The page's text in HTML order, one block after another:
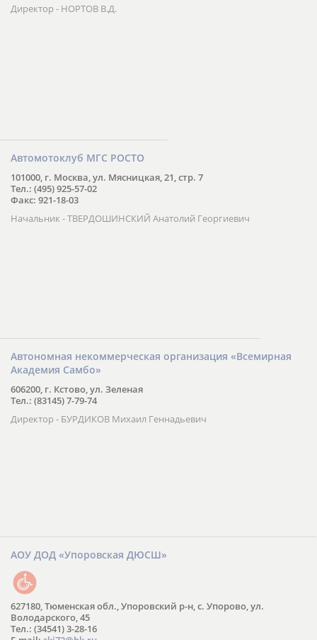
Директор - НОРТОВ В.Д.
Автомотоклуб МГС РОСТО
101000, г. Москва, ул. Мясницкая, 21, стр. 7
Тел.: (495) 925-57-02
Факс: 921-18-03
Начальник - ТВЕРДОШИНСКИЙ Анатолий Георгиевич
Автономная некоммерческая организация «Всемирная
Академия Самбо»
606200, г. Кстово, ул. Зеленая
Тел.: (83145) 7-79-74
Директор - БУРДИКОВ Михаил Геннадьевич
АОУ ДОД «Упоровская ДЮСШ»
627180, Тюменская обл., Упоровский р-н, с. Упорово, ул.
Володарского, 45
Тел.: (34541) 3-28-16